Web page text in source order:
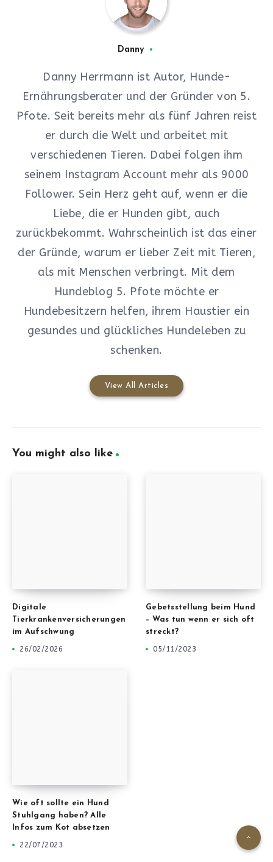
Danny
Danny Herrmann ist Autor, Hunde-
Ernährungsberater und der Gründer von 5.
Pfote. Seit bereits mehr als fünf Jahren reist
er durch die Welt und arbeitet mit
verschiedenen Tieren. Dabei folgen ihm
seinem Instagram Account mehr als 9000
Follower. Sein Herz geht auf, wenn er die
Liebe, die er Hunden gibt, auch
zurückbekommt. Wahrscheinlich ist das einer
der Gründe, warum er lieber Zeit mit Tieren,
als mit Menschen verbringt. Mit dem
Hundeblog 5. Pfote möchte er
Hundebesitzern helfen, ihrem Haustier ein
gesundes und glückliches Hundeleben zu
schenken.
View All Articles
You might also like
Digitale
Tierkrankenversicherungen
im Aufschwung
26/02/2026
Gebetsstellung beim Hund
– Was tun wenn er sich oft
streckt?
05/11/2023
Wie oft sollte ein Hund
Stuhlgang haben? Alle
Infos zum Kot absetzen
22/07/2023